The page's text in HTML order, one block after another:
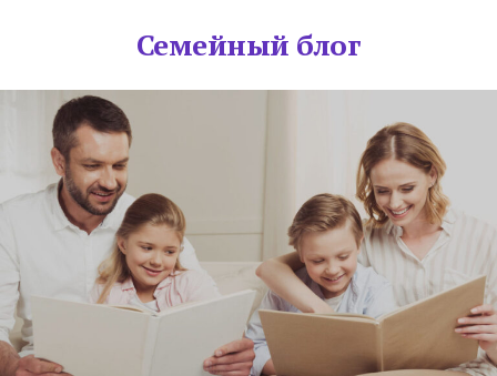
Семейный блог